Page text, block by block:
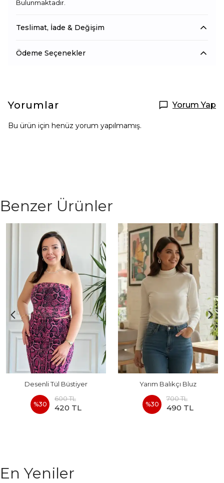
Bulunmaktadır.
Teslimat, İade & Değişim
Ödeme Seçenekler
Yorumlar Yorum Yap
Bu ürün için henüz yorum yapılmamış.
Benzer Ürünler
Desenli Tül Büstiyer
%30
600 TL
420 TL
Yarım Balıkçı Bluz
%30
700 TL
490 TL
En Yeniler